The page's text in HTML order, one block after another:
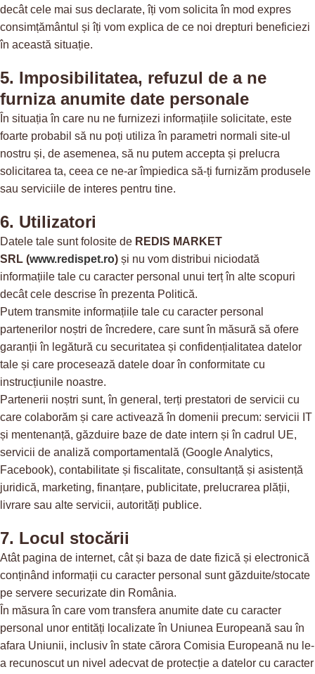
decât cele mai sus declarate, îți vom solicita în mod expres
consimțământul și îți vom explica de ce noi drepturi beneficiezi
în această situație.
5. Imposibilitatea, refuzul de a ne
furniza anumite date personale
În situația în care nu ne furnizezi informațiile solicitate, este
foarte probabil să nu poți utiliza în parametri normali site-ul
nostru și, de asemenea, să nu putem accepta și prelucra
solicitarea ta, ceea ce ne-ar împiedica să-ți furnizăm produsele
sau serviciile de interes pentru tine.
6. Utilizatori
Datele tale sunt folosite de REDIS MARKET
SRL (www.redispet.ro) și nu vom distribui niciodată
informațiile tale cu caracter personal unui terț în alte scopuri
decât cele descrise în prezenta Politică.
Putem transmite informațiile tale cu caracter personal
partenerilor noștri de încredere, care sunt în măsură să ofere
garanții în legătură cu securitatea și confidențialitatea datelor
tale și care procesează datele doar în conformitate cu
instrucțiunile noastre.
Partenerii noștri sunt, în general, terți prestatori de servicii cu
care colaborăm și care activează în domenii precum: servicii IT
și mentenanță, găzduire baze de date intern și în cadrul UE,
servicii de analiză comportamentală (Google Analytics,
Facebook), contabilitate și fiscalitate, consultanță și asistență
juridică, marketing, finanțare, publicitate, prelucrarea plății,
livrare sau alte servicii, autorități publice.
7. Locul stocării
Atât pagina de internet, cât și baza de date fizică și electronică
conținând informații cu caracter personal sunt găzduite/stocate
pe servere securizate din România.
În măsura în care vom transfera anumite date cu caracter
personal unor entități localizate în Uniunea Europeană sau în
afara Uniunii, inclusiv în state cărora Comisia Europeană nu le-
a recunoscut un nivel adecvat de protecție a datelor cu caracter